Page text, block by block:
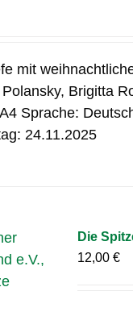
mit
Brigitta
Sprache:
24.11.2025
Die
12,00€